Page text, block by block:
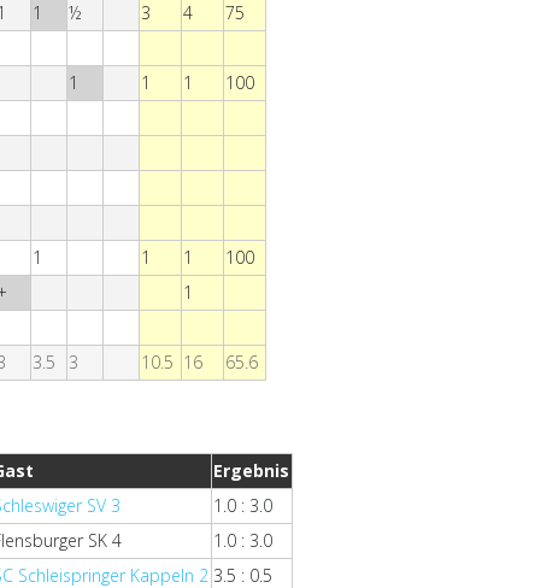
1 ½ 3 4
75
1 1 1
100
1 1 1
100
1
3.5 3 10.5 16 65.6
Ergebnis
SV 3
1.0 : 3.0
SK 4
1.0 : 3.0
Schleispringer Kappeln 2 3.5 : 0.5